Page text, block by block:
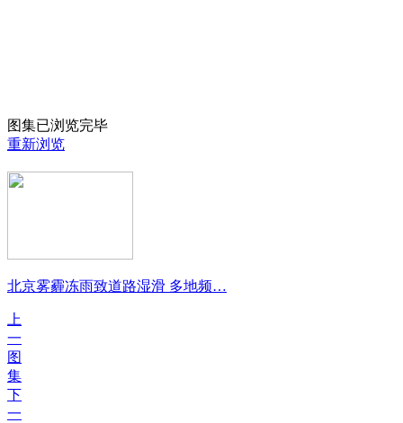
图集已浏览完毕
重新浏览
北京雾霾冻雨致道路湿滑 多地频…
上
一
图
集
下
一